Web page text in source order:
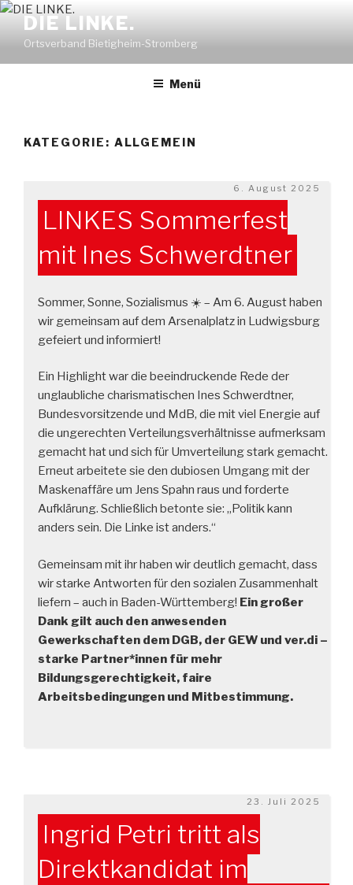
Zum
Inhalt
springen
DIE LINKE.
Ortsverband Bietigheim-Stromberg
Menü
KATEGORIE: ALLGEMEIN
Veröffentlicht
am
6. August 2025
LINKES Sommerfest
mit Ines Schwerdtner
Sommer, Sonne, Sozialismus ☀️ – Am 6. August haben
wir gemeinsam auf dem Arsenalplatz in Ludwigsburg
gefeiert und informiert!
Ein Highlight war die beeindruckende Rede der
unglaubliche charismatischen Ines Schwerdtner,
Bundesvorsitzende und MdB, die mit viel Energie auf
die ungerechten Verteilungsverhältnisse aufmerksam
gemacht hat und sich für Umverteilung stark gemacht.
Erneut arbeitete sie den dubiosen Umgang mit der
Maskenaffäre um Jens Spahn raus und forderte
Aufklärung. Schließlich betonte sie: „Politik kann
anders sein. Die Linke ist anders.“
Gemeinsam mit ihr haben wir deutlich gemacht, dass
wir starke Antworten für den sozialen Zusammenhalt
liefern – auch in Baden-Württemberg! Ein großer
Dank gilt auch den anwesenden
Gewerkschaften dem DGB, der GEW und ver.di –
starke Partner*innen für mehr
Bildungsgerechtigkeit, faire
Arbeitsbedingungen und Mitbestimmung.
Veröffentlicht
am
23. Juli 2025
Ingrid Petri tritt als
Direktkandidat im